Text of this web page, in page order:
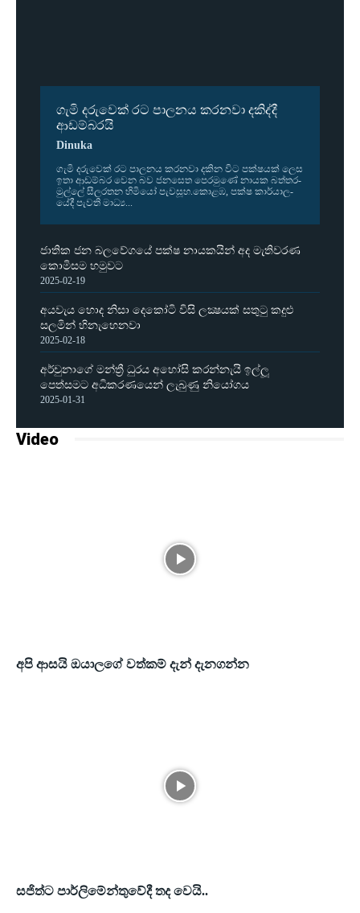
ගැමි දරුවෙක් රට පාලනය කරනවා දකිද්දී
ආඩම්බරයි
Dinuka
ගැමි දරු­වෙක් රට පාල­නය කර­නවා දකින විට පක්ෂ­යක් ලෙස
ඉතා ආඩ­ම්බර වෙන බව ජන­සෙත පෙර­මුණේ නායක බත්ත­ර­
මුල්ලේ සීල­ර­තන හිමියෝ පැව­සූහ.කොළඹ, පක්ෂ කාර්යා­ල­
යේදී පැවති මාධ්‍ය...
ජාතික ජන බලවේගයේ පක්ෂ නායකයින් අද මැතිවරණ
කොමිසම හමුවට
2025-02-19
අයවැය හොද නිසා දෙකෝටි විසි ලක්‍ෂයක් සතුටු කදුළු
සලමින් හිනැහෙනවා
2025-02-18
අර්චුනාගේ මන්ත්‍රී ධුරය අහෝසි කරන්නැයි ඉල්ලූ
පෙත්සමට අධිකරණයෙන් ලැබුණු නියෝගය
2025-01-31
Video
අපි ආසයි ඔයාලගේ වත්කම් දැන් දැනගන්න
සජිත්ට පාර්ලිමේන්තුවේදී තද වෙයි..